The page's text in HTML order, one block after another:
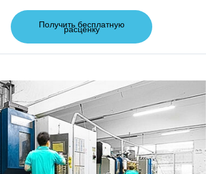
Получить бесплатную
расценку